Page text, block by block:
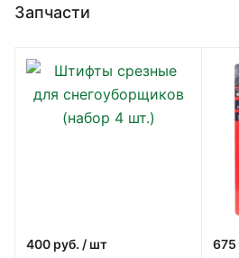
Запчасти
400 руб. / шт
675